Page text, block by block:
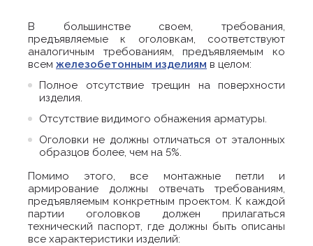
В большинстве своем, требования,
предъявляемые к оголовкам, соответствуют
аналогичным требованиям, предъявляемым ко
всем железобетонным изделиям в целом:
Полное отсутствие трещин на поверхности
изделия.
Отсутствие видимого обнажения арматуры.
Оголовки не должны отличаться от эталонных
образцов более, чем на 5%.
Помимо этого, все монтажные петли и
армирование должны отвечать требованиям,
предъявляемым конкретным проектом. К каждой
партии оголовков должен прилагаться
технический паспорт, где должны быть описаны
все характеристики изделий: